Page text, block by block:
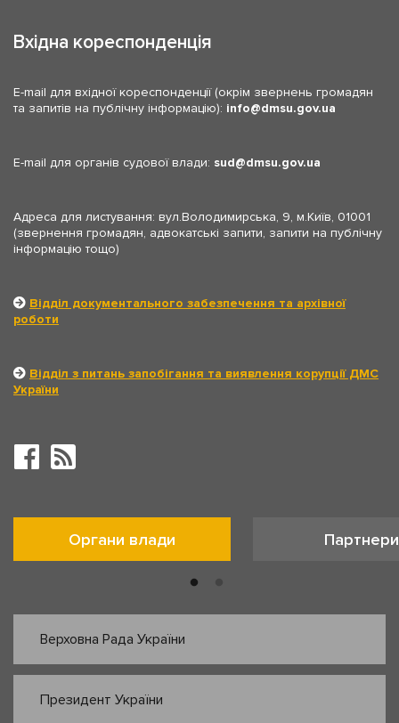
Вхідна кореспонденція
E-mail для вхідної кореспонденції (окрім звернень громадян
та запитів на публічну інформацію): info dmsu.gov.ua
E-mail для органів судової влади: sud dmsu.gov.ua
Адреса для листування: вул.Володимирська, 9, м.Київ, 01001
(звернення громадян, адвокатські запити, запити на публічну
інформацію тощо)
Відділ документального забезпечення та архівної
роботи
Відділ з питань запобігання та виявлення корупції ДМС
України
Органи влади Партнери
Верховна Рада України
Президент України